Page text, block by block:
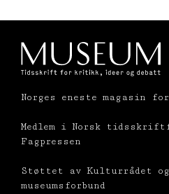
Norges eneste magasin for
Medlem i Norsk
Fagpressen
Støttet av Kulturrådet og
museumsforbund